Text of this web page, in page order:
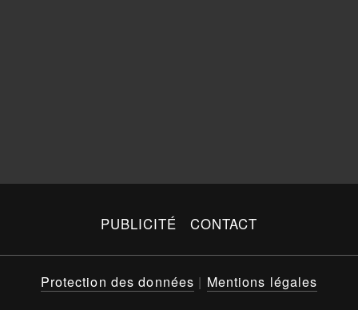
PUBLICITÉ CONTACT
Protection des données | Mentions légales